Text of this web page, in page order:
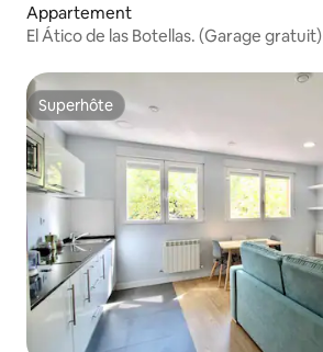
Appartement
El Ático de las Botellas. (Garage gratuit)
Superhôte
Superhôte